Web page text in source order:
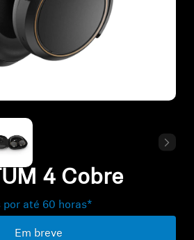
4 Cobre
até 60 horas*
Em breve